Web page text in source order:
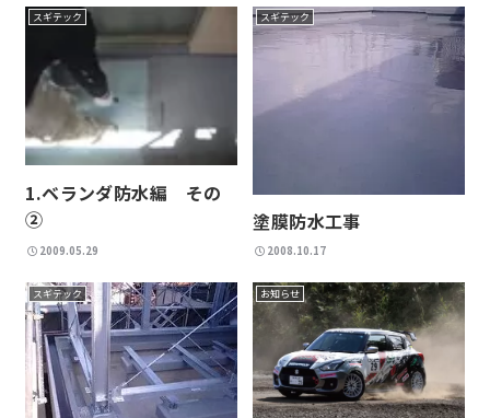
スギテック
1.ベランダ防水編 その
②
2009.05.29
スギテック
塗膜防水工事
2008.10.17
スギテック お知らせ